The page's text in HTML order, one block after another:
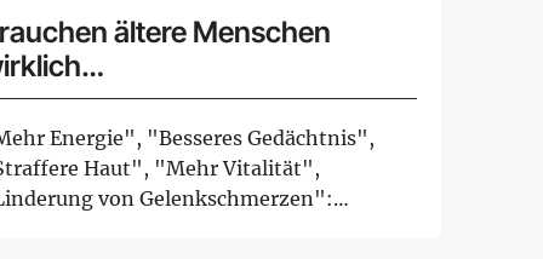
ältere Menschen
Energie", "Besseres Gedächtnis",
Haut", "Mehr Vitalität",
von Gelenkschmerzen":